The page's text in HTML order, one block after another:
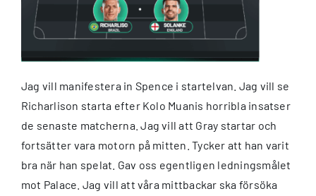
Jag vill manifestera in Spence i startelvan. Jag vill se
Richarlison starta efter Kolo Muanis horribla insatser
de senaste matcherna. Jag vill att Gray startar och
fortsätter vara motorn på mitten. Tycker att han varit
bra när han spelat. Gav oss egentligen ledningsmålet
mot Palace. Jag vill att våra mittbackar ska försöka